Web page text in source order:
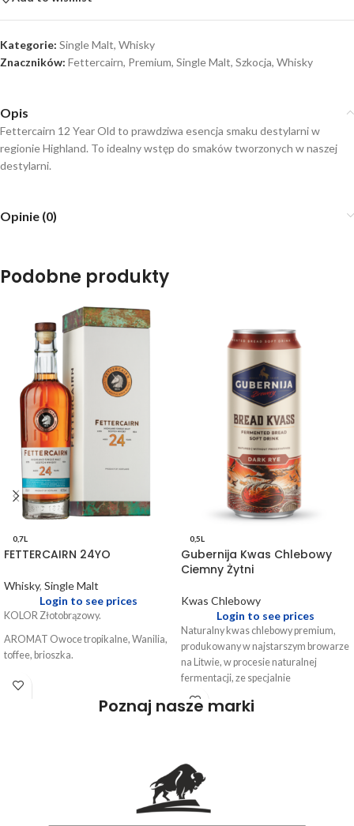
Kategorie: Single Malt, Whisky
Znaczników: Fettercairn, Premium, Single Malt, Szkocja, Whisky
Opis
Fettercairn 12 Year Old to prawdziwa esencja smaku destylarni w
regionie Highland. To idealny wstęp do smaków tworzonych w naszej
destylarni.
Opinie (0)
Podobne produkty
0,7L
FETTERCAIRN 24YO
Whisky, Single Malt
Login to see prices
KOLOR Złotobrązowy.
AROMAT Owoce tropikalne, Wanilia,
toffee, brioszka.
SMAK Gujawa, mango, miód i lukrecja.
FINISH Delikatny aromat czerwonych
owoców, anyż, gałka muszkatołowa
0,5L
Gubernija Kwas Chlebowy
Ciemny Żytni
Kwas Chlebowy
Login to see prices
Naturalny kwas chlebowy premium,
produkowany w najstarszym browarze
na Litwie, w procesie naturalnej
fermentacji, ze specjalnie
wypiekanego prawdziwego ciemnego
chleba żytniego, wg tradycyjnej
dobroczynne bakterie. Świetnie
orzeźwia i gasi pragnienie.
Poznaj nasze marki